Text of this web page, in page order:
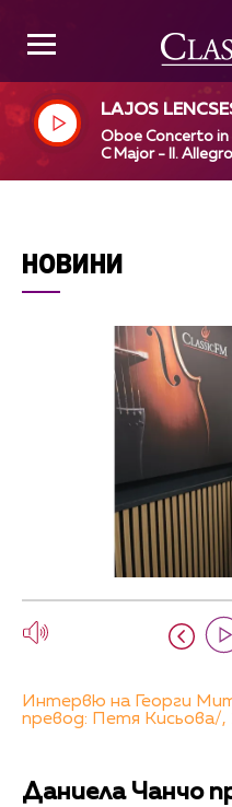
LAJOS
IM, PAUL
Oboe Concerto in
C Major - II.
НОВИНИ
Интервю на Георги
превод: Петя Кисьова/,
Даниела Чанчо